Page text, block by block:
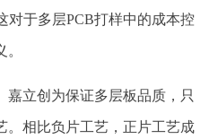
对于多层PCB打样中的成本控
嘉立创为保证多层板品质，只
。相比负片工艺，正片工艺成